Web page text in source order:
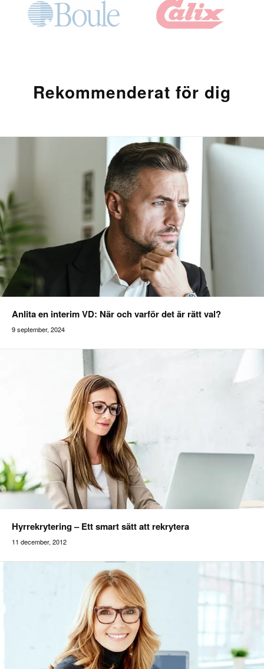
Rekommenderat för dig
Anlita en interim VD: När och varför det är rätt val?
9 september, 2024
Hyrrekrytering – Ett smart sätt att rekrytera
11 december, 2012